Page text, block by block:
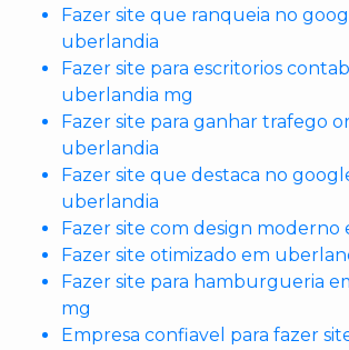
Fazer site que ranqueia no
uberlandia
Fazer site para escritorios
uberlandia mg
Fazer site para ganhar trafego
uberlandia
Fazer site que destaca no
uberlandia
Fazer site com design moderno
Fazer site otimizado em
Fazer site para hamburgueria
mg
Empresa confiavel para fazer